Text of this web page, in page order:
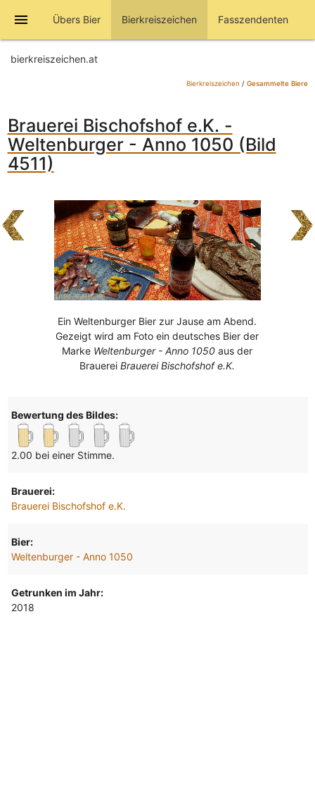
menu Übers Bier Bierkreiszeichen Fasszendenten
bierkreiszeichen.at
Bierkreiszeichen / Gesammelte Biere
Brauerei Bischofshof e.K. -
Weltenburger - Anno 1050 (Bild
4511)
Ein Weltenburger Bier zur Jause am Abend.
Gezeigt wird am Foto ein deutsches Bier der
Marke Weltenburger - Anno 1050 aus der
BrauereiBrauerei Bischofshof e.K.
Bewertung des Bildes:
2.00 bei einer Stimme.
Brauerei:
Brauerei Bischofshof e.K.
Bier:
Weltenburger - Anno 1050
Getrunken im Jahr:
2018